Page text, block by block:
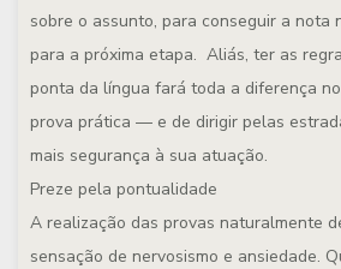
sobre o assunto, para conseguir a nota
para a próxima etapa. Aliás, ter as
ponta da língua fará toda a diferença
prova prática — e de dirigir pelas
mais segurança à sua atuação.
Preze pela pontualidade
A realização das provas naturalmente
sensação de nervosismo e ansiedade.